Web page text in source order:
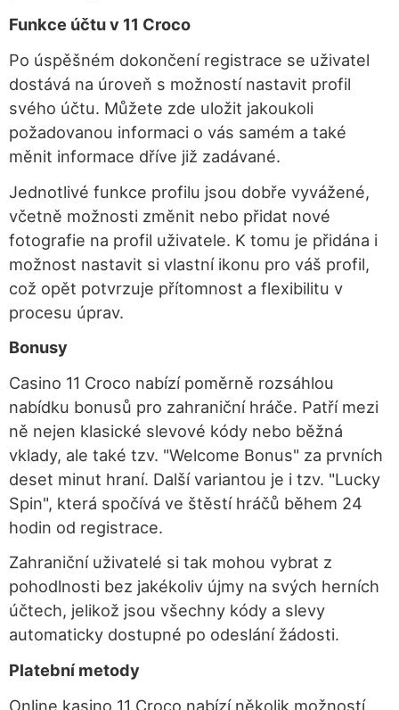
Funkce účtu v 11 Croco
Po úspěšném dokončení registrace se uživatel
dostává na úroveň s možností nastavit profil
svého účtu. Můžete zde uložit jakoukoli
požadovanou informaci o vás samém a také
měnit informace dříve již zadávané.
Jednotlivé funkce profilu jsou dobře vyvážené,
včetně možnosti změnit nebo přidat nové
fotografie na profil uživatele. K tomu je přidána i
možnost nastavit si vlastní ikonu pro váš profil,
což opět potvrzuje přítomnost a flexibilitu v
procesu úprav.
Bonusy
Casino 11 Croco nabízí poměrně rozsáhlou
nabídku bonusů pro zahraniční hráče. Patří mezi
ně nejen klasické slevové kódy nebo běžná
vklady, ale také tzv. "Welcome Bonus" za prvních
deset minut hraní. Další variantou je i tzv. "Lucky
Spin", která spočívá ve štěstí hráčů během 24
hodin od registrace.
Zahraniční uživatelé si tak mohou vybrat z
pohodlnosti bez jakékoliv újmy na svých herních
účtech, jelikož jsou všechny kódy a slevy
automaticky dostupné po odeslání žádosti.
Platební metody
Online kasino 11 Croco nabízí několik možností